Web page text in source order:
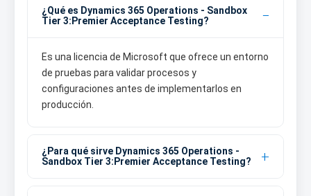
¿Qué es Dynamics 365 Operations - Sandbox
Tier 3:Premier Acceptance Testing?
Es una licencia de Microsoft que ofrece un entorno
de pruebas para validar procesos y
configuraciones antes de implementarlos en
producción.
¿Para qué sirve Dynamics 365 Operations -
Sandbox Tier 3:Premier Acceptance Testing?